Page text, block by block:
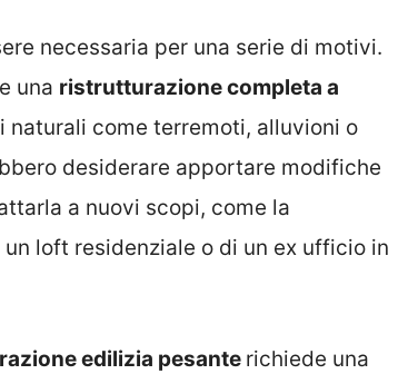
necessaria per una serie di motivi.
una ristrutturazione completa a
naturali come terremoti, alluvioni o
desiderare apportare modifiche
a nuovi scopi, come la
loft residenziale o di un ex ufficio in
edilizia pesante richiede una